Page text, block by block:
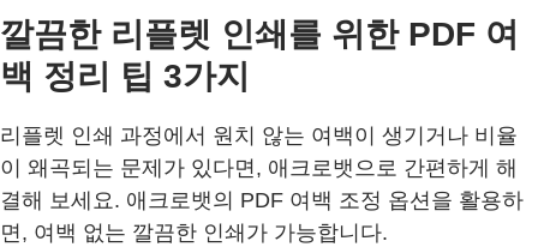
깔끔한 리플렛 인쇄를 위한 PDF 여
백 정리 팁 3가지
리플렛 인쇄 과정에서 원치 않는 여백이 생기거나 비율
이 왜곡되는 문제가 있다면, 애크로뱃으로 간편하게 해
결해 보세요. 애크로뱃의 PDF 여백 조정 옵션을 활용하
면, 여백 없는 깔끔한 인쇄가 가능합니다.